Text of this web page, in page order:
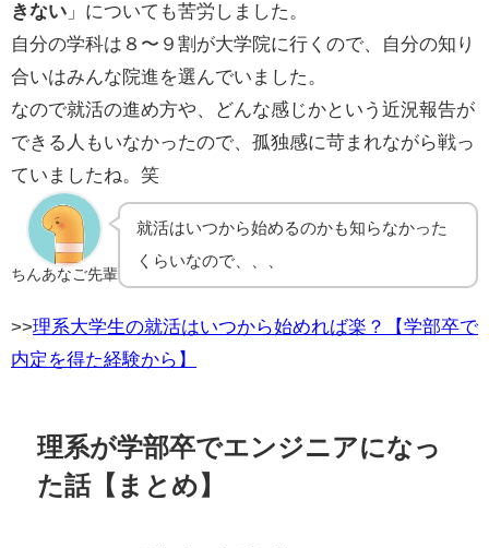
きない 」についても苦労しました。
自分の学科は８〜９割が大学院に行くので、自分の知り
合いはみんな院進を選んでいました。
なので就活の進め方や、どんな感じかという近況報告が
できる人もいなかったので、孤独感に苛まれながら戦っ
ていましたね。笑
ちんあなご先輩
就活はいつから始めるのかも知らなかった
くらいなので、、、
>>理系大学生の就活はいつから始めれば楽？【学部卒で
内定を得た経験から】
理系が学部卒でエンジニアになっ
た話【まとめ】